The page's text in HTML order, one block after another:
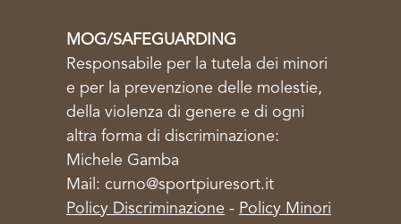
MOG/SAFEGUARDING
Responsabile per la tutela dei minori
e per la prevenzione delle molestie,
della violenza di genere e di ogni
altra forma di discriminazione:
Michele Gamba
Mail: curno@sportpiuresort.it
Policy Discriminazione - Policy Minori